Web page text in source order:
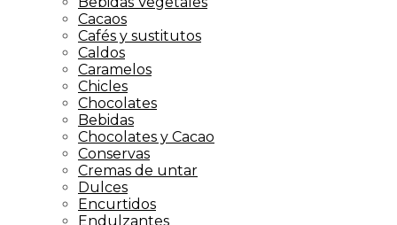
Cacaos
Cafés y sustitutos
Caldos
Caramelos
Chicles
Chocolates
Bebidas
Chocolates y Cacao
Conservas
Cremas de untar
Dulces
Encurtidos
Endulzantes